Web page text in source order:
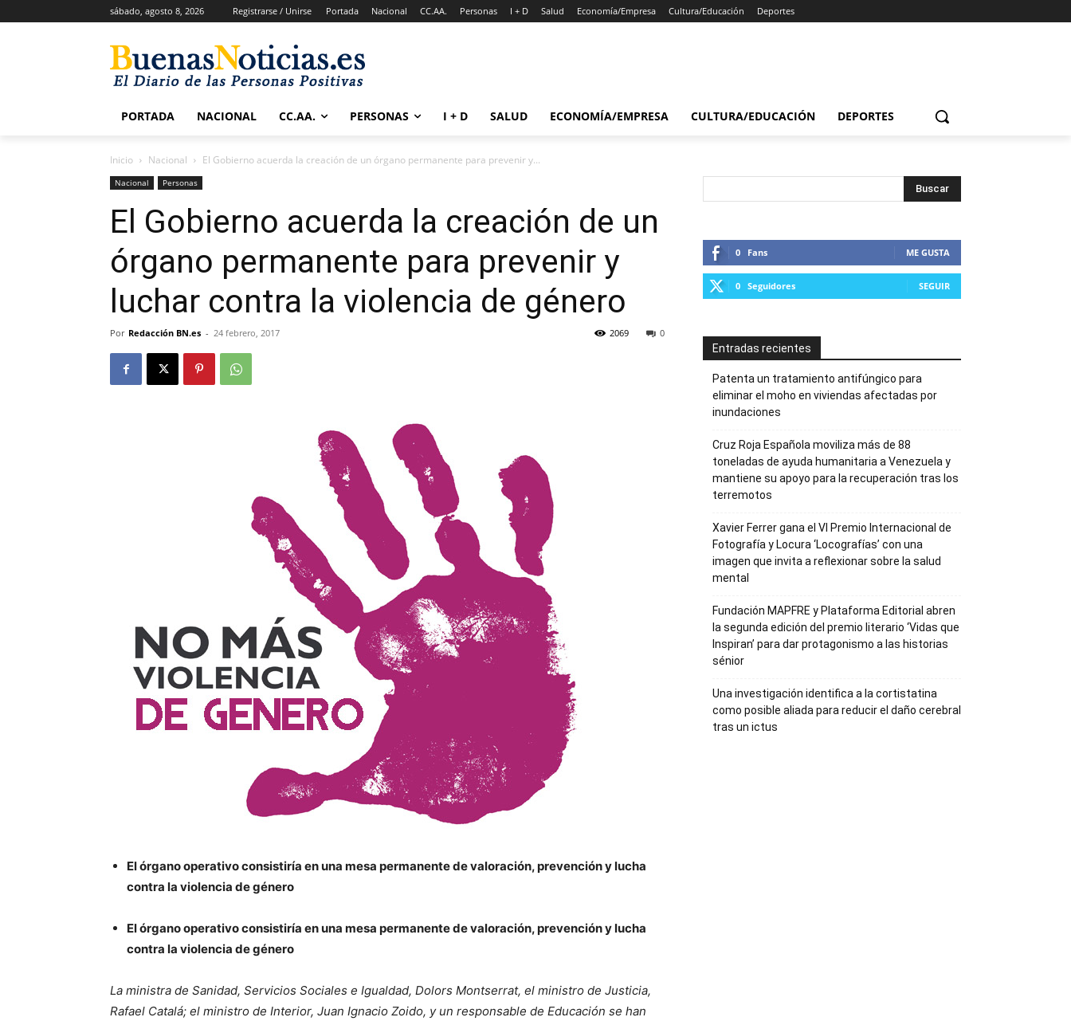
sábado, agosto 8, 2026 Registrarse / Unirse Portada Nacional CC.AA. Personas I + D Salud Economía/Empresa Cultura/Educación Deportes
PORTADA NACIONAL CC.AA. PERSONAS I + D SALUD ECONOMÍA/EMPRESA CULTURA/EDUCACIÓN DEPORTES
Inicio Nacional El Gobierno acuerda la creación de un órgano permanente para prevenir y...
Nacional Personas
El Gobierno acuerda la creación de un
órgano permanente para prevenir y
luchar contra la violencia de género
Por Redacción BN.es - 24 febrero, 2017 0
2069
El órgano operativo consistiría en una mesa permanente de valoración, prevención y lucha
contra la violencia de género
El órgano operativo consistiría en una mesa permanente de valoración, prevención y lucha
contra la violencia de género
La ministra de Sanidad, Servicios Sociales e Igualdad, Dolors Montserrat, el ministro de Justicia,
Rafael Catalá; el ministro de Interior, Juan Ignacio Zoido, y un responsable de Educación se han
0 Fans ME GUSTA
0 Seguidores SEGUIR
Entradas recientes
Patenta un tratamiento antifúngico para
eliminar el moho en viviendas afectadas por
inundaciones
Cruz Roja Española moviliza más de 88
toneladas de ayuda humanitaria a Venezuela y
mantiene su apoyo para la recuperación tras los
terremotos
Xavier Ferrer gana el VI Premio Internacional de
Fotografía y Locura ‘Locografías’ con una
imagen que invita a reflexionar sobre la salud
mental
Fundación MAPFRE y Plataforma Editorial abren
la segunda edición del premio literario ‘Vidas que
Inspiran’ para dar protagonismo a las historias
sénior
Una investigación identifica a la cortistatina
como posible aliada para reducir el daño cerebral
tras un ictus